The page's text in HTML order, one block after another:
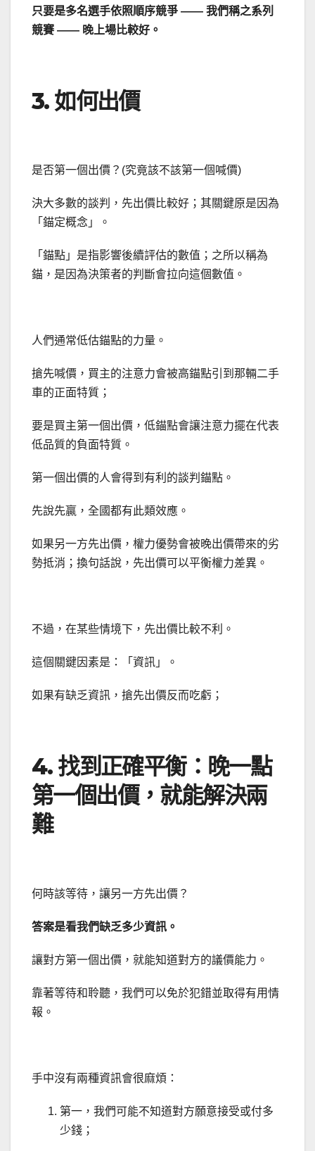
只要是多名選手依照順序競爭 —— 我們稱之系列
競賽 —— 晚上場比較好。
3. 如何出價
是否第一個出價？(究竟該不該第一個喊價)
決大多數的談判，先出價比較好；其關鍵原是因為
「錨定概念」。
「錨點」是指影響後續評估的數值；之所以稱為
錨，是因為決策者的判斷會拉向這個數值。
人們通常低估錨點的力量。
搶先喊價，買主的注意力會被高錨點引到那輛二手
車的正面特質；
要是買主第一個出價，低錨點會讓注意力擺在代表
低品質的負面特質。
第一個出價的人會得到有利的談判錨點。
先說先贏，全國都有此類效應。
如果另一方先出價，權力優勢會被晚出價帶來的劣
勢抵消；換句話說，先出價可以平衡權力差異。
不過，在某些情境下，先出價比較不利。
這個關鍵因素是：「資訊」。
如果有缺乏資訊，搶先出價反而吃虧；
4. 找到正確平衡：晚一點
第一個出價，就能解決兩
難
何時該等待，讓另一方先出價？
答案是看我們缺乏多少資訊。
讓對方第一個出價，就能知道對方的議價能力。
靠著等待和聆聽，我們可以免於犯錯並取得有用情
報。
手中沒有兩種資訊會很麻煩：
第一，我們可能不知道對方願意接受或付多
少錢；